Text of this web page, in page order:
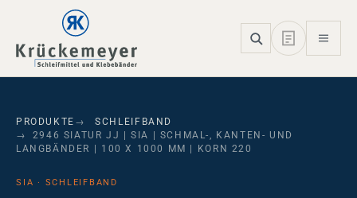
Skip to main navigation
Skip to main content
Skip to page footer
PRODUKTE
SCHLEIFBAND
2946 SIATUR JJ | SIA | SCHMAL-, KANTEN- UND
LANGBÄNDER | 100 X 1000 MM | KORN 220
SIA · SCHLEIFBAND